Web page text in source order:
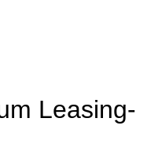
Leasing-